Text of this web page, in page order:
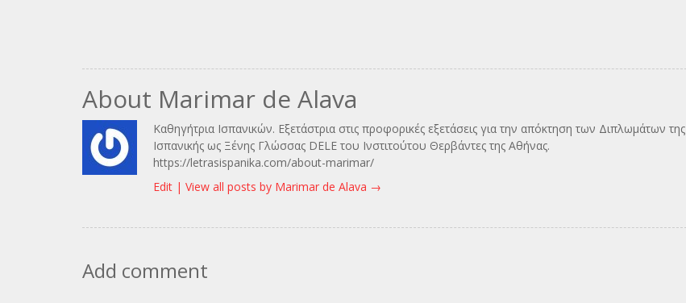
About Marimar de Alava
Καθηγήτρια Ισπανικών. Εξετάστρια στις προφορικές εξετάσεις για την απόκτηση των Διπλωμάτων της
Ισπανικής ως Ξένης Γλώσσας DELE του Ινστιτούτου Θερβάντες της Αθήνας.
https://letrasispanika.com/about-marimar/
Edit | View all posts by Marimar de Alava →
Add comment